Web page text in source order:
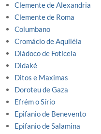
Clemente de Alexandria
Clemente de Roma
Columbano
Cromácio de Aquiléia
Diádoco de Foticeia
Didaké
Ditos e Maximas
Doroteu de Gaza
Efrém o Sírio
Epifanio de Benevento
Epifanio de Salamina